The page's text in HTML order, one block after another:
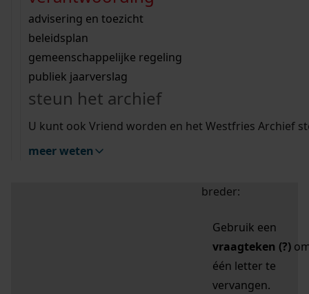
bouwvergunningen
omgevingsvergunningen
vergunningen
beeld en geluid
uitleg nodig?
Wij helpen u op weg met een aantal zoektips.
bekijk alle zoektips
Wij helpen u op weg met een aantal zoektips.
bekijk alle zoektips
bekijk ons geschiedenislokaal
advisering en toezicht
beleidsplan
gemeenschappelijke regeling
publiek jaarverslag
steun het archief
U kunt ook Vriend worden en het Westfries Archief
meer weten
zoektips
Mijn Studiezaal (inloggen)
uw zoekopdracht te
breder:
Gebruik een
vraagteken (?)
één letter te
vervangen.